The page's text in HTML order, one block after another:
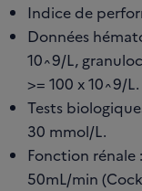
Indice de
Données
10^9/L,
>= 100 x 10^9/L.
Tests
30 mmol/L.
Fonction rénale
50mL/min